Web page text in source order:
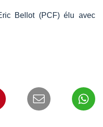
Bellot (PCF) élu avec